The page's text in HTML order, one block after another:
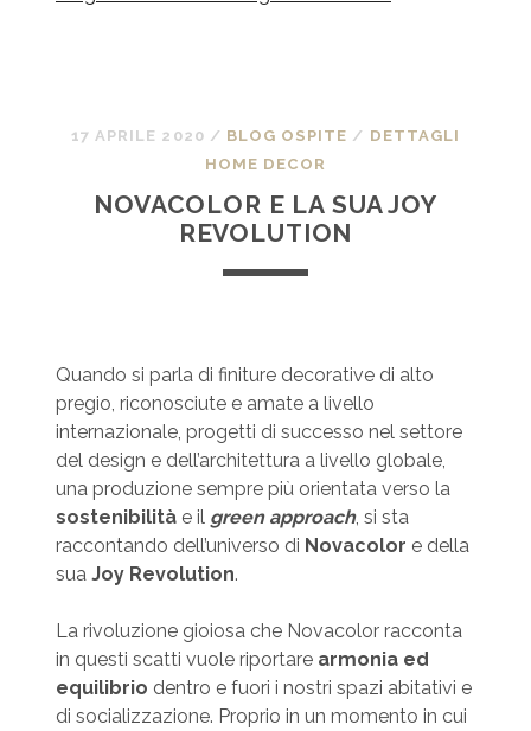
17 APRILE 2020 / BLOG OSPITE / DETTAGLI
HOME DECOR
NOVACOLOR E LA SUA JOY
REVOLUTION
Quando si parla di finiture decorative di alto
pregio, riconosciute e amate a livello
internazionale, progetti di successo nel settore
del design e dell’architettura a livello globale,
una produzione sempre più orientata verso la
sostenibilitàe il green approach, si sta
raccontando dell’universo di Novacolor e della
sua Joy Revolution.
La rivoluzione gioiosa che Novacolor racconta
in questi scatti vuole riportare armonia ed
equilibrio dentro e fuori i nostri spazi abitativi e
di socializzazione. Proprio in un momento in cui